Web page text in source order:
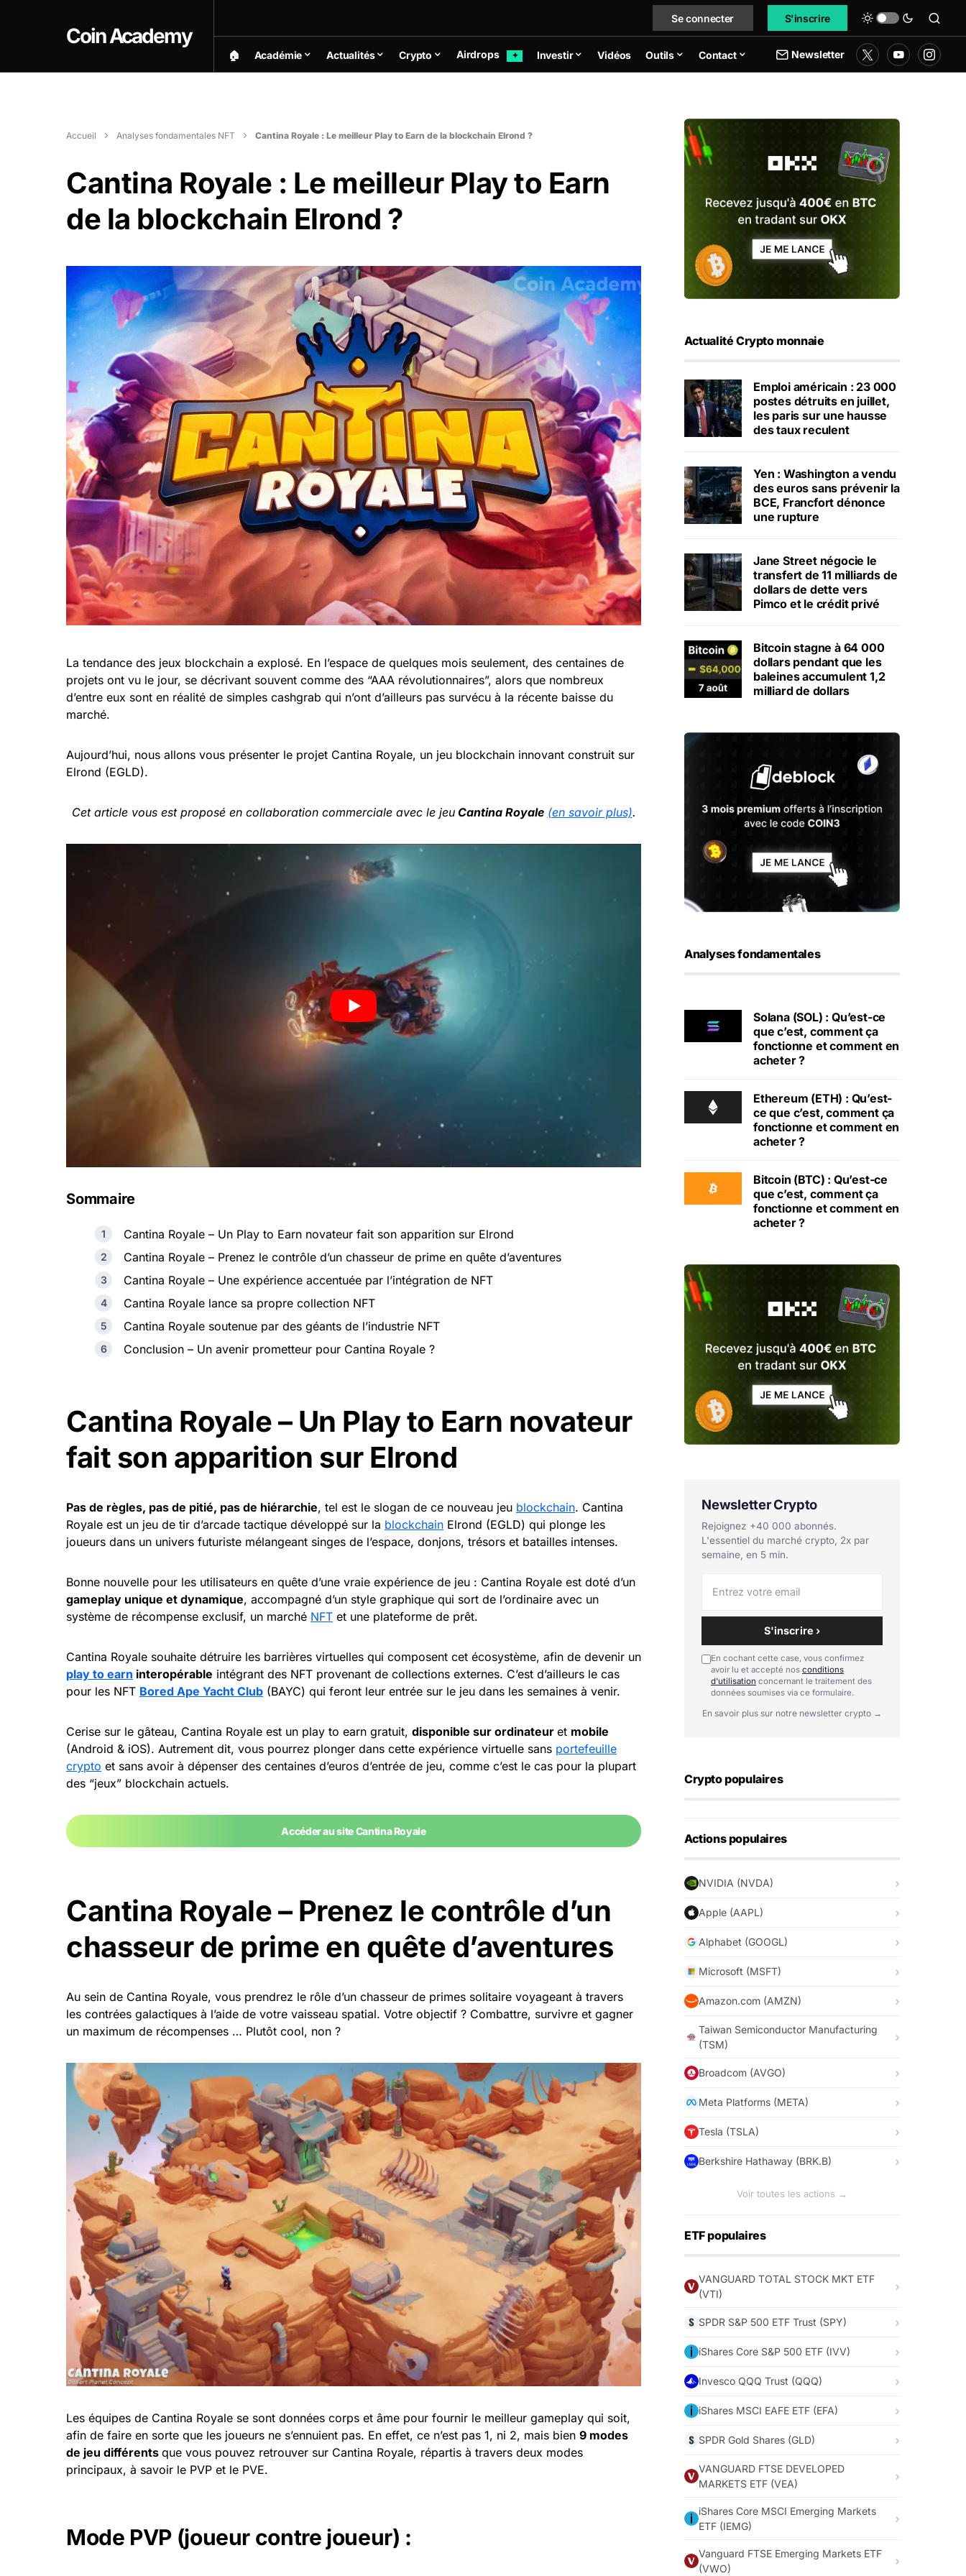
Coin Academy
Se connecter S'inscrire
🏠︎ Académie Actualités Crypto Airdrops ✦ Investir Vidéos Outils Contact Newsletter
Accueil Analyses fondamentales NFT Cantina Royale : Le meilleur Play to Earn de la blockchain Elrond ?
Cantina Royale : Le meilleur Play to Earn
de la blockchain Elrond ?
La tendance des jeux blockchain a explosé. En l’espace de quelques mois seulement, des centaines de
projets ont vu le jour, se décrivant souvent comme des “AAA révolutionnaires”, alors que nombreux
d’entre eux sont en réalité de simples cashgrab qui n’ont d’ailleurs pas survécu à la récente baisse du
marché.
Aujourd’hui, nous allons vous présenter le projet Cantina Royale, un jeu blockchain innovant construit sur
Elrond (EGLD).
Cet article vous est proposé en collaboration commerciale avec le jeu Cantina Royale (en savoir plus).
Sommaire
Cantina Royale – Un Play to Earn novateur fait son apparition sur Elrond
Cantina Royale – Prenez le contrôle d’un chasseur de prime en quête d’aventures
Cantina Royale – Une expérience accentuée par l’intégration de NFT
Cantina Royale lance sa propre collection NFT
Cantina Royale soutenue par des géants de l’industrie NFT
Conclusion – Un avenir prometteur pour Cantina Royale ?
Cantina Royale – Un Play to Earn novateur
fait son apparition sur Elrond
Pas de règles, pas de pitié, pas de hiérarchie, tel est le slogan de ce nouveau jeu blockchain. Cantina
Royale est un jeu de tir d’arcade tactique développé sur la blockchain Elrond (EGLD) qui plonge les
joueurs dans un univers futuriste mélangeant singes de l’espace, donjons, trésors et batailles intenses.
Bonne nouvelle pour les utilisateurs en quête d’une vraie expérience de jeu : Cantina Royale est doté d’un
gameplay unique et dynamique, accompagné d’un style graphique qui sort de l’ordinaire avec un
système de récompense exclusif, un marché NFT et une plateforme de prêt.
Cantina Royale souhaite détruire les barrières virtuelles qui composent cet écosystème, afin de devenir un
play to earn interopérable intégrant des NFT provenant de collections externes. C’est d’ailleurs le cas
pour les NFT Bored Ape Yacht Club (BAYC) qui feront leur entrée sur le jeu dans les semaines à venir.
Cerise sur le gâteau, Cantina Royale est un play to earn gratuit, disponible sur ordinateur et mobile
(Android & iOS). Autrement dit, vous pourrez plonger dans cette expérience virtuelle sans portefeuille
crypto et sans avoir à dépenser des centaines d’euros d’entrée de jeu, comme c’est le cas pour la plupart
des “jeux” blockchain actuels.
Accéder au site Cantina Royale
Cantina Royale – Prenez le contrôle d’un
chasseur de prime en quête d’aventures
Au sein de Cantina Royale, vous prendrez le rôle d’un chasseur de primes solitaire voyageant à travers
les contrées galactiques à l’aide de votre vaisseau spatial. Votre objectif ? Combattre, survivre et gagner
un maximum de récompenses … Plutôt cool, non ?
Les équipes de Cantina Royale se sont données corps et âme pour fournir le meilleur gameplay qui soit,
afin de faire en sorte que les joueurs ne s’ennuient pas. En effet, ce n’est pas 1, ni 2, mais bien 9 modes
de jeu différents que vous pouvez retrouver sur Cantina Royale, répartis à travers deux modes
principaux, à savoir le PVP et le PVE.
Mode PVP (joueur contre joueur) :
Actualité Crypto monnaie
Emploi américain : 23 000
postes détruits en juillet,
les paris sur une hausse
des taux reculent
Yen : Washington a vendu
des euros sans prévenir la
BCE, Francfort dénonce
une rupture
Jane Street négocie le
transfert de 11 milliards de
dollars de dette vers
Pimco et le crédit privé
Bitcoin stagne à 64 000
dollars pendant que les
baleines accumulent 1,2
milliard de dollars
Analyses fondamentales
Solana (SOL) : Qu’est-ce
que c’est, comment ça
fonctionne et comment en
acheter ?
Ethereum (ETH) : Qu’est-
ce que c’est, comment ça
fonctionne et comment en
acheter ?
Bitcoin (BTC) : Qu’est-ce
que c’est, comment ça
fonctionne et comment en
acheter ?
Newsletter Crypto
Rejoignez +40 000 abonnés.
L'essentiel du marché crypto, 2x par
semaine, en 5 min.
S'inscrire ›
En cochant cette case, vous confirmez
avoir lu et accepté nos conditions
d'utilisation concernant le traitement des
données soumises via ce formulaire.
En savoir plus sur notre newsletter crypto →
Crypto populaires
Actions populaires
NVIDIA (NVDA)
Apple (AAPL)
Alphabet (GOOGL)
Microsoft (MSFT)
Amazon.com (AMZN)
Taiwan Semiconductor Manufacturing
(TSM)
Broadcom (AVGO)
Meta Platforms (META)
Tesla (TSLA)
Berkshire Hathaway (BRK.B)
Voir toutes les actions →
ETF populaires
VANGUARD TOTAL STOCK MKT ETF
(VTI)
SPDR S&P 500 ETF Trust (SPY)
iShares Core S&P 500 ETF (IVV)
Invesco QQQ Trust (QQQ)
iShares MSCI EAFE ETF (EFA)
SPDR Gold Shares (GLD)
VANGUARD FTSE DEVELOPED
MARKETS ETF (VEA)
iShares Core MSCI Emerging Markets
ETF (IEMG)
Vanguard FTSE Emerging Markets ETF
(VWO)